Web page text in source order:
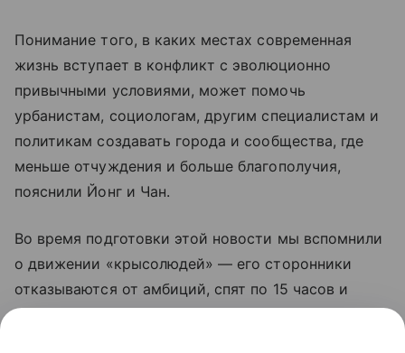
Понимание того, в каких местах современная
жизнь вступает в конфликт с эволюционно
привычными условиями, может помочь
урбанистам, социологам, другим специалистам и
политикам создавать города и сообщества, где
меньше отчуждения и больше благополучия,
пояснили Йонг и Чан.
Во время подготовки этой новости мы вспомнили
о движении «крысолюдей» — его сторонники
отказываются от амбиций, спят по 15 часов и
питаются доставкой, словно не желая ускорять